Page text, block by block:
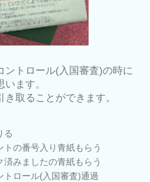
ントロール(入国審査)の時に
ます。
取ることができます。
る
トの番号入り青紙もらう
済みましたの青紙もらう
トロール(入国審査)通過